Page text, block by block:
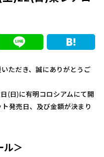
Line
ただき、誠にありがとうご
(日)に有明コロシアムにて開
発売日、及び金額が決まり
ル＞